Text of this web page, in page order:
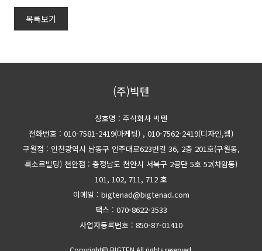
목록보기
(주)빅텐
상호명 : 주식회사 빅텐
전화번호 : 010-7581-2419(마케팅) , 010-7562-2419(디자인,웹)
구월점 : 인천광역시 남동구 인주대로623번길 36, 2층 201호(구월동,
룩소르빌딩) 천안점 : 충정남도 천안시 서북구 2공단 5호 52(차암동)
101, 102, 711, 712 호
이메일 : bigtenad@bigtenad.com
팩스 : 070-8622-3533
사업자등록번호 : 850-87-01410